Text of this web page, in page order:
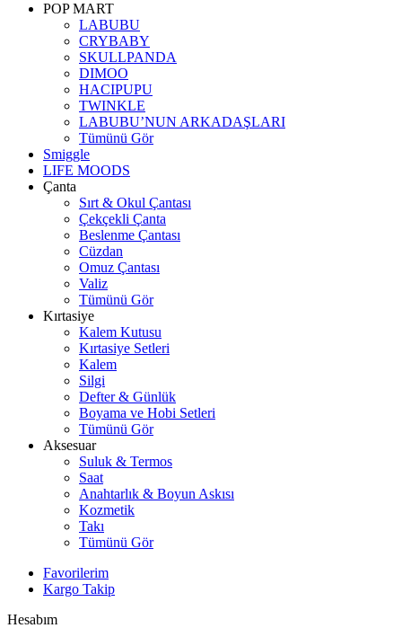
POP MART
LABUBU
CRYBABY
SKULLPANDA
DIMOO
HACIPUPU
TWINKLE
LABUBU’NUN ARKADAŞLARI
Tümünü Gör
Smiggle
LIFE MOODS
Çanta
Sırt & Okul Çantası
Çekçekli Çanta
Beslenme Çantası
Cüzdan
Omuz Çantası
Valiz
Tümünü Gör
Kırtasiye
Kalem Kutusu
Kırtasiye Setleri
Kalem
Silgi
Defter & Günlük
Boyama ve Hobi Setleri
Tümünü Gör
Aksesuar
Suluk & Termos
Saat
Anahtarlık & Boyun Askısı
Kozmetik
Takı
Tümünü Gör
Favorilerim
Kargo Takip
Hesabım